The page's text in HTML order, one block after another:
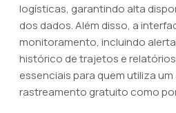
logísticas, garantindo alta
dos dados. Além disso, a
monitoramento, incluindo
histórico de trajetos e
essenciais para quem utiliza
rastreamento gratuito como